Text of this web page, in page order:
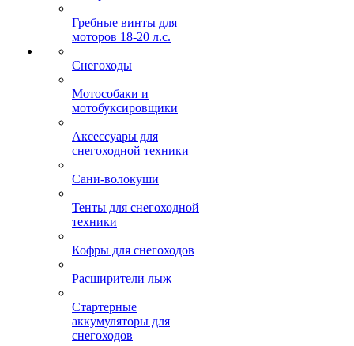
Гребные винты для
моторов 18-20 л.с.
Снегоходы
Мотособаки и
мотобуксировщики
Аксессуары для
снегоходной техники
Сани-волокуши
Тенты для снегоходной
техники
Кофры для снегоходов
Расширители лыж
Стартерные
аккумуляторы для
снегоходов